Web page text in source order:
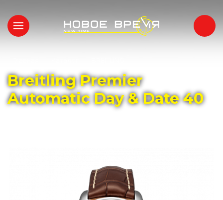
Breitling Premier
Automatic Day & Date 40